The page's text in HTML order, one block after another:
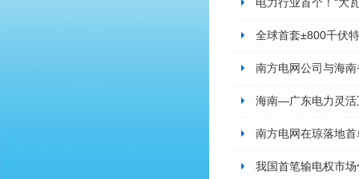
全球首套±800千伏
南方电网公司与海
海南—广东电力灵
南方电网在琼落地
我国首笔输电权市